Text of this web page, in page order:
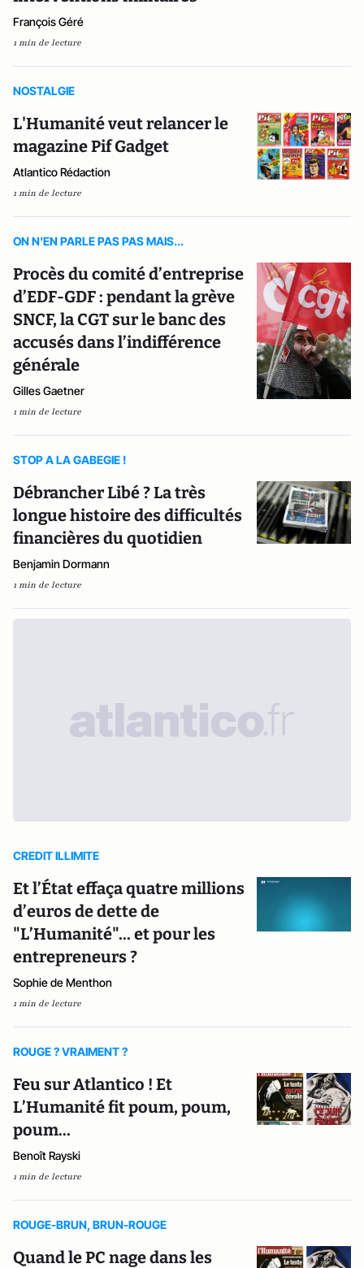
François Géré
1 min de lecture
NOSTALGIE
L'Humanité veut relancer le
magazine Pif Gadget
Atlantico Rédaction
1 min de lecture
ON N'EN PARLE PAS PAS MAIS...
Procès du comité d’entreprise
d’EDF-GDF : pendant la grève
SNCF, la CGT sur le banc des
accusés dans l’indifférence
générale
Gilles Gaetner
1 min de lecture
STOP A LA GABEGIE !
Débrancher Libé ? La très
longue histoire des difficultés
financières du quotidien
Benjamin Dormann
1 min de lecture
CREDIT ILLIMITE
Et l’État effaça quatre millions
d’euros de dette de
"L’Humanité"... et pour les
entrepreneurs ?
Sophie de Menthon
1 min de lecture
ROUGE ? VRAIMENT ?
Feu sur Atlantico ! Et
L’Humanité fit poum, poum,
poum...
Benoît Rayski
1 min de lecture
ROUGE-BRUN, BRUN-ROUGE
Quand le PC nage dans les